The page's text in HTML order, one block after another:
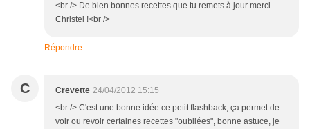
<br /> De bien bonnes recettes que tu remets à jour merci
Christel !<br />
Répondre
C Crevette 24/04/2012 15:15
<br /> C'est une bonne idée ce petit flashback, ça permet de
voir ou revoir certaines recettes "oubliées", bonne astuce, je